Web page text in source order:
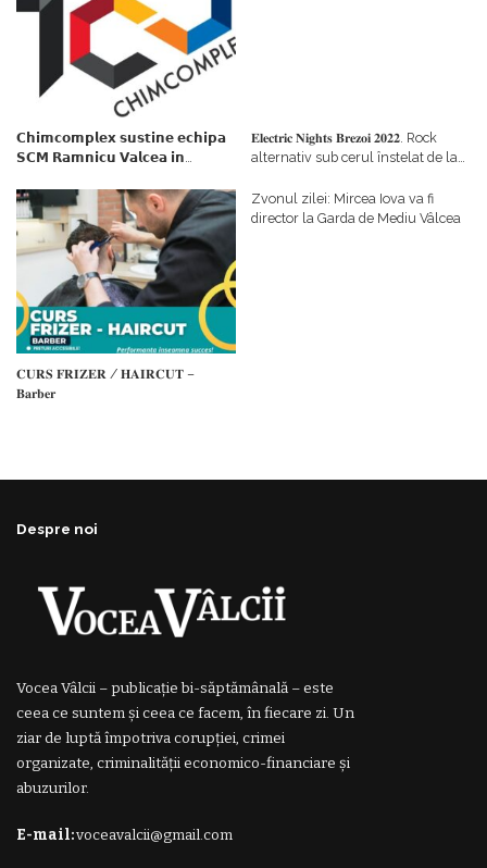
𝗖𝗵𝗶𝗺𝗰𝗼𝗺𝗽𝗹𝗲𝘅 𝘀𝘂𝘀𝘁𝗶𝗻𝗲 𝗲𝗰𝗵𝗶𝗽𝗮
𝗦𝗖𝗠 𝗥𝗮𝗺𝗻𝗶𝗰𝘂 𝗩𝗮𝗹𝗰𝗲𝗮 𝗶𝗻
𝗳𝗶𝗻𝗮𝗻𝘁𝗮𝘁𝗼𝗿
𝐄𝐥𝐞𝐜𝐭𝐫𝐢𝐜 𝐍𝐢𝐠𝐡𝐭𝐬 𝐁𝐫𝐞𝐳𝐨𝐢 𝟐𝟎𝟐𝟐. Rock
alternativ sub cerul înstelat de la
𝐂𝐔𝐑𝐒 𝐅𝐑𝐈𝐙𝐄𝐑 / 𝐇𝐀𝐈𝐑𝐂𝐔𝐓 –
𝐁𝐚𝐫𝐛𝐞𝐫
Zvonul zilei: Mircea Iova va fi
director la Garda de Mediu Vâlcea
Despre noi
Vocea Vâlcii – publicație bi-săptămânală – este
ceea ce suntem și ceea ce facem, în fiecare zi. Un
ziar de luptă împotriva corupției, crimei
organizate, criminalității economico-financiare și
abuzurilor.
E-mail:voceavalcii@gmail.com